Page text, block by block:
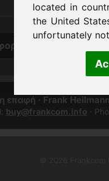
located in
the United
unfortunately
επαφή · Frank
buy@frankcom.info ·